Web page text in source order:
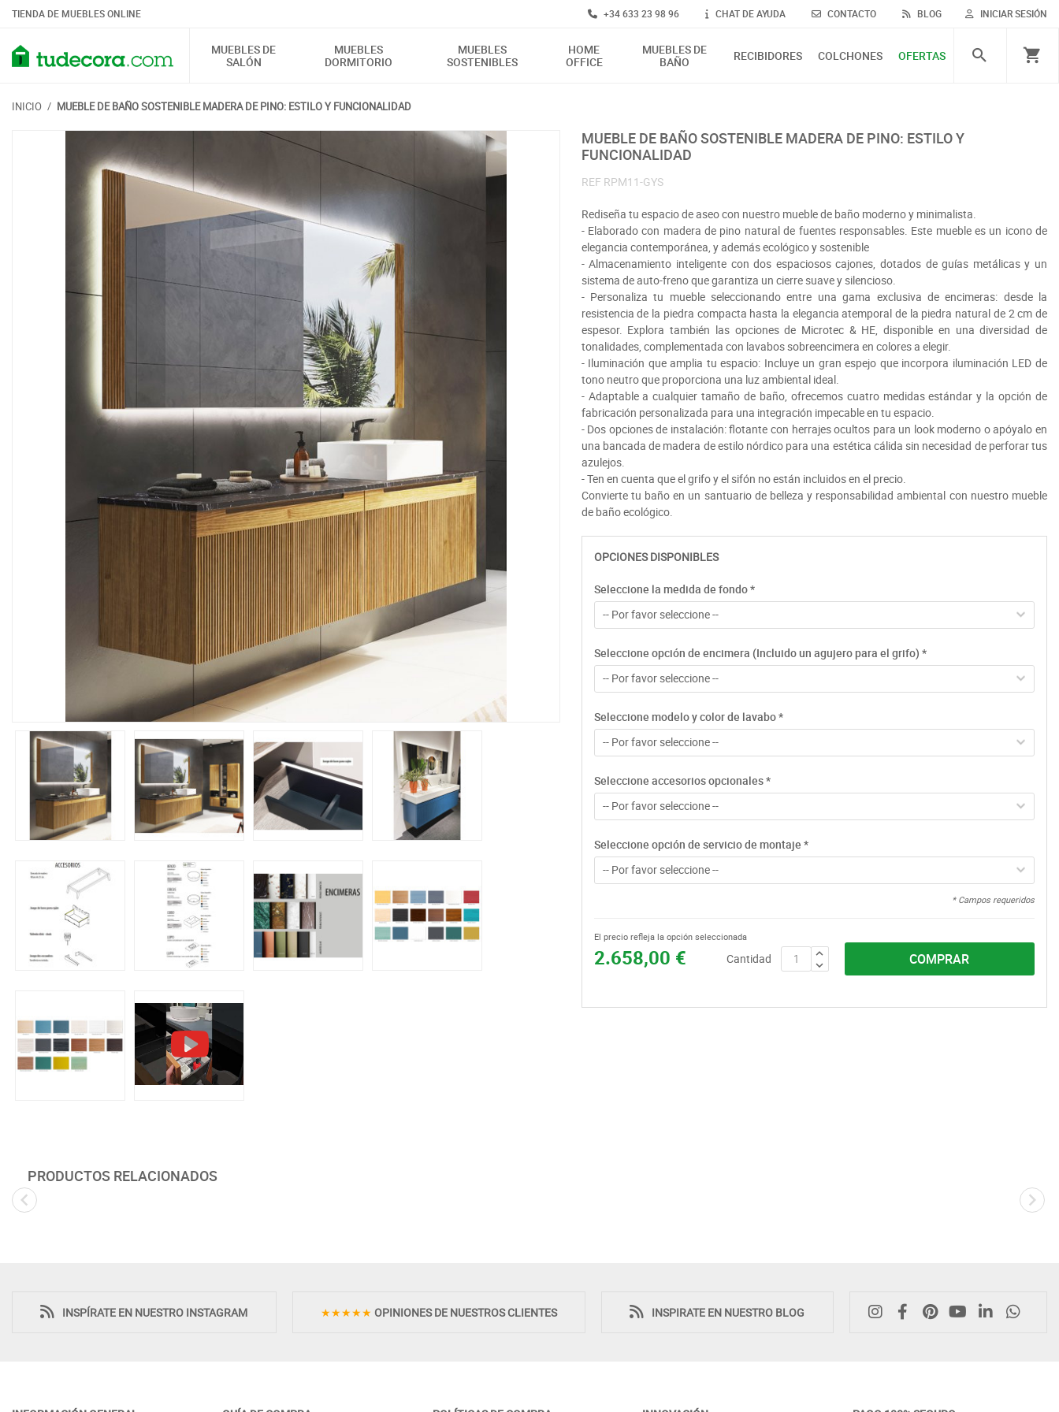
TIENDA DE MUEBLES ONLINE INICIAR SESIÓN
+34 633 23 98 96 CHAT DE AYUDA CONTACTO BLOG
MUEBLES DE
SALÓN
MUEBLES
DORMITORIO
MUEBLES
SOSTENIBLES
HOME
OFFICE
MUEBLES DE
BAÑO
RECIBIDORES COLCHONES OFERTAS
INICIO / MUEBLE DE BAÑO SOSTENIBLE MADERA DE PINO: ESTILO Y FUNCIONALIDAD
MUEBLE DE BAÑO SOSTENIBLE MADERA DE PINO: ESTILO Y
FUNCIONALIDAD
REF RPM11-GYS
Rediseña tu espacio de aseo con nuestro mueble de baño moderno y minimalista.
- Elaborado con madera de pino natural de fuentes responsables. Este mueble es un icono de
elegancia contemporánea, y además ecológico y sostenible
- Almacenamiento inteligente con dos espaciosos cajones, dotados de guías metálicas y un
sistema de auto-freno que garantiza un cierre suave y silencioso.
- Personaliza tu mueble seleccionando entre una gama exclusiva de encimeras: desde la
resistencia de la piedra compacta hasta la elegancia atemporal de la piedra natural de 2 cm de
espesor. Explora también las opciones de Microtec & HE, disponible en una diversidad de
tonalidades, complementada con lavabos sobreencimera en colores a elegir.
- Iluminación que amplia tu espacio: Incluye un gran espejo que incorpora iluminación LED de
tono neutro que proporciona una luz ambiental ideal.
- Adaptable a cualquier tamaño de baño, ofrecemos cuatro medidas estándar y la opción de
fabricación personalizada para una integración impecable en tu espacio.
- Dos opciones de instalación: flotante con herrajes ocultos para un look moderno o apóyalo en
una bancada de madera de estilo nórdico para una estética cálida sin necesidad de perforar tus
azulejos.
- Ten en cuenta que el grifo y el sifón no están incluidos en el precio.
Convierte tu baño en un santuario de belleza y responsabilidad ambiental con nuestro mueble
de baño ecológico.
OPCIONES DISPONIBLES
Seleccione la medida de fondo*
-- Por favor seleccione --
Seleccione opción de encimera (Incluido un agujero para el grifo) *
-- Por favor seleccione --
Seleccione modelo y color de lavabo*
-- Por favor seleccione --
Seleccione accesorios opcionales*
-- Por favor seleccione --
Seleccione opción de servicio de montaje *
-- Por favor seleccione --
* Campos requeridos
2.658,00 €
El precio refleja la opción seleccionada
Cantidad COMPRAR
PRODUCTOS RELACIONADOS
INSPÍRATE EN NUESTRO INSTAGRAM ★★★★★ OPINIONES DE NUESTROS CLIENTES INSPIRATE EN NUESTRO BLOG